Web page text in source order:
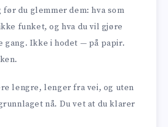
du glemmer dem: hva som
funket, og hva du vil gjøre
gang. Ikke i hodet — på papir.
lengre, lenger fra vei, og uten
nå. Du vet at du klarer